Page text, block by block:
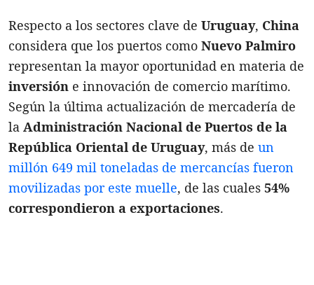
Respecto a los sectores clave de Uruguay, China
considera que los puertos como Nuevo Palmiro
representan la mayor oportunidad en materia de
inversión e innovación de comercio marítimo.
Según la última actualización de mercadería de
la Administración Nacional de Puertos de la
República Oriental de Uruguay, más de un
millón 649 mil toneladas de mercancías fueron
movilizadas por este muelle, de las cuales 54%
correspondieron a exportaciones.